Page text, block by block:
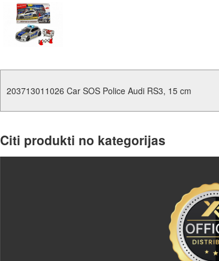
203713011026 Car SOS Police Audi RS3, 15 cm
Citi produkti no kategorijas